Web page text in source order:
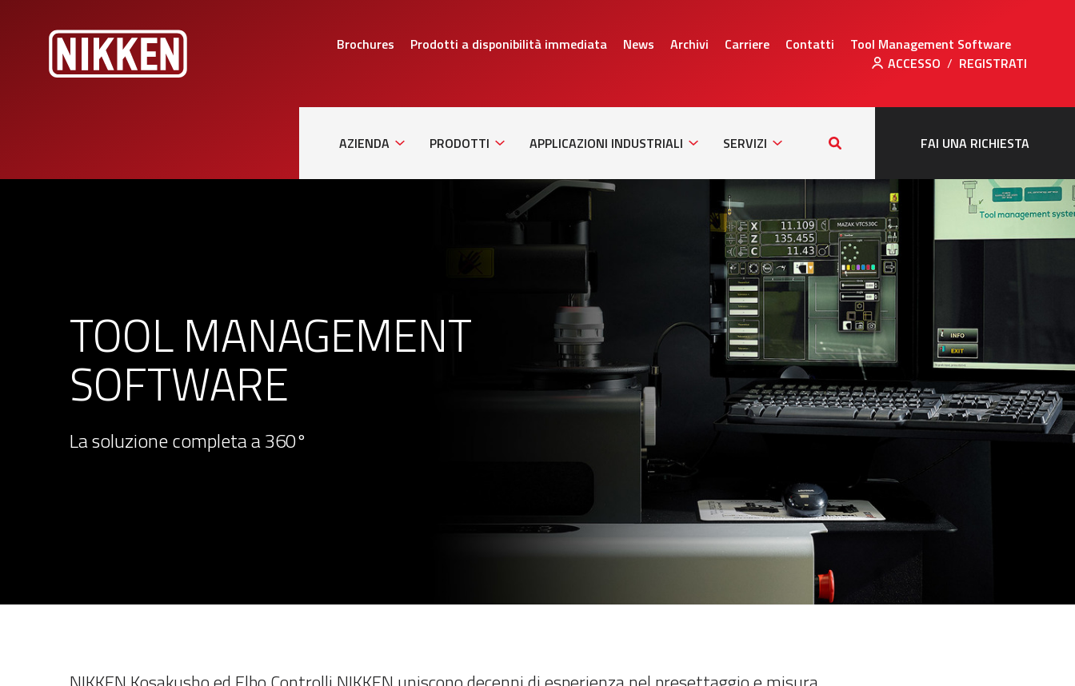
Brochures Prodotti a disponibilità immediata News Archivi Carriere Contatti
Tool Management Software
ACCESSO / REGISTRATI
AZIENDANavigationPRODOTTI NavigationAPPLICAZIONI INDUSTRIALI NavigationSERVIZI Navigationthis
FAI UNA RICHIESTA
TOOL MANAGEMENT
SOFTWARE
La soluzione completa a 360°